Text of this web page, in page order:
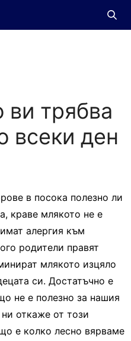
ви трябва
всеки ден
в посока полезно ли
краве млякото не е
алергия към
родители правят
млякото изцяло
си. Достатъчно е
не е полезно за нашия
откаже от този
е колко лесно вярваме